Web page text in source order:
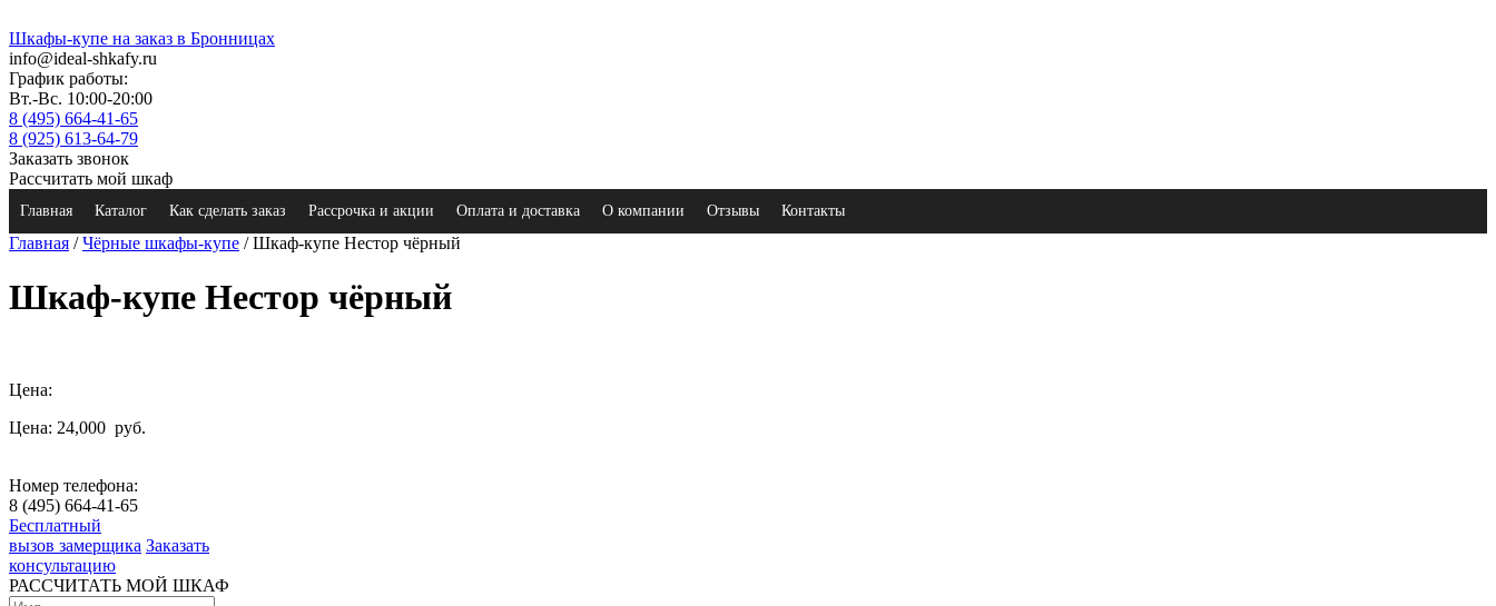
Шкафы-купе на заказ в Бронницах
info@ideal-shkafy.ru
График работы:
Вт.-Вс. 10:00-20:00
8 (495) 664-41-65
8 (925) 613-64-79
Заказать звонок
Рассчитать мой шкаф
Главная Каталог Как сделать заказ Рассрочка и акции Оплата и доставка О компании Отзывы Контакты
Главная /Чёрные шкафы-купе / Шкаф-купе Нестор чёрный
Шкаф-купе Нестор чёрный
Цена:
Цена: 24,000 руб.
Номер телефона:
8 (495) 664-41-65
Бесплатный
вызов замерщика Заказать
консультацию
РАССЧИТАТЬ МОЙ ШКАФ